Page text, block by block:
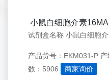
小鼠白细胞介素
产品货号：EKM031-P 产
数：5906
商家询价